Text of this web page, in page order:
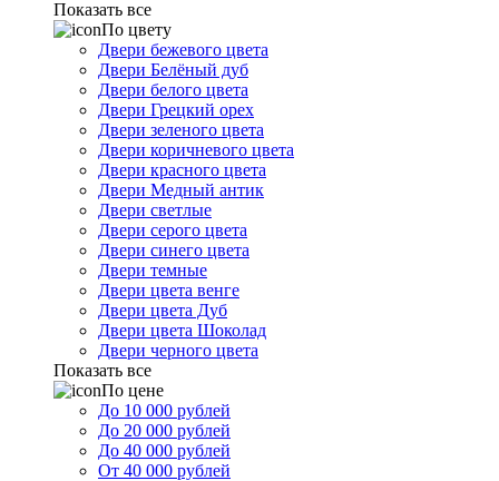
Показать все
По цвету
Двери бежевого цвета
Двери Белёный дуб
Двери белого цвета
Двери Грецкий орех
Двери зеленого цвета
Двери коричневого цвета
Двери красного цвета
Двери Медный антик
Двери светлые
Двери серого цвета
Двери синего цвета
Двери темные
Двери цвета венге
Двери цвета Дуб
Двери цвета Шоколад
Двери черного цвета
Показать все
По цене
До 10 000 рублей
До 20 000 рублей
До 40 000 рублей
От 40 000 рублей